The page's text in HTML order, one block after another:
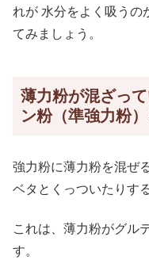
れが 水分をよく吸うの
てみましょう。
薄力粉が混ざっ
ン粉（準強力粉
強力粉に薄力粉を混ぜる
ベタとくっついたりす
これは、薄力粉がグル
す。